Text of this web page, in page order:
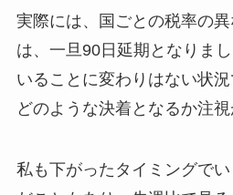
実際には、国ごとの税率の
は、一旦90日延期となりま
いることに変わりはない状
どのような決着となるか注視
私も下がったタイミングで